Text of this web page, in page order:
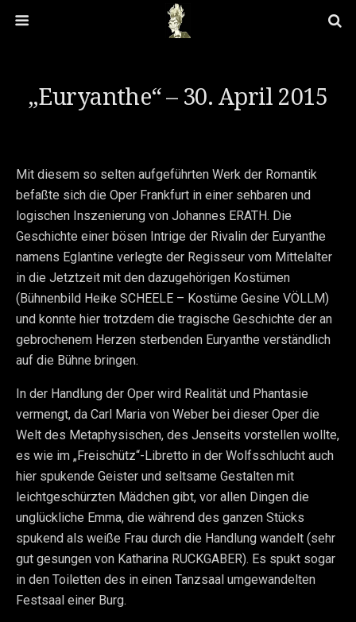
„Euryanthe“ – 30. April 2015
Mit diesem so selten aufgeführten Werk der Romantik
befaßte sich die Oper Frankfurt in einer sehbaren und
logischen Inszenierung von Johannes ERATH. Die
Geschichte einer bösen Intrige der Rivalin der Euryanthe
namens Eglantine verlegte der Regisseur vom Mittelalter
in die Jetztzeit mit den dazugehörigen Kostümen
(Bühnenbild Heike SCHEELE – Kostüme Gesine VÖLLM)
und konnte hier trotzdem die tragische Geschichte der an
gebrochenem Herzen sterbenden Euryanthe verständlich
auf die Bühne bringen.
In der Handlung der Oper wird Realität und Phantasie
vermengt, da Carl Maria von Weber bei dieser Oper die
Welt des Metaphysischen, des Jenseits vorstellen wollte,
es wie im „Freischütz“-Libretto in der Wolfsschlucht auch
hier spukende Geister und seltsame Gestalten mit
leichtgeschürzten Mädchen gibt, vor allen Dingen die
unglückliche Emma, die während des ganzen Stücks
spukend als weiße Frau durch die Handlung wandelt (sehr
gut gesungen von Katharina RUCKGABER). Es spukt sogar
in den Toiletten des in einen Tanzsaal umgewandelten
Festsaal einer Burg.